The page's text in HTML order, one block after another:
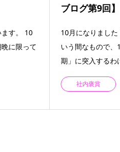
す。 10
に限って
ブログ第9回】
10月になりまし
いう間なもので
期」に突入するわ
社内褒賞